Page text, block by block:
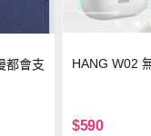
都會支
HANG W02
$590